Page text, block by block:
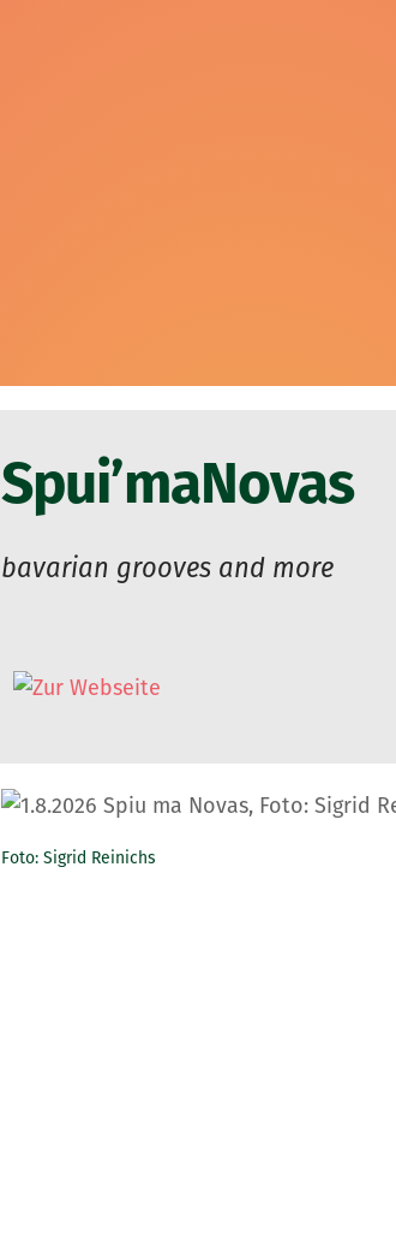
Spui’maNovas
bavarian grooves and more
Foto: Sigrid Reinichs